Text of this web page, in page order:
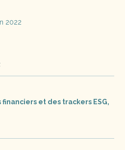
2022
et des trackers ESG,